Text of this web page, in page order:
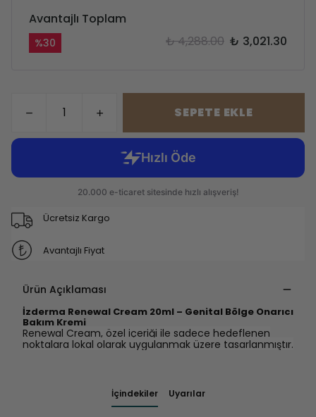
Avantajlı Toplam
%30 ₺ 4,288.00 ₺ 3,021.30
SEPETE EKLE
Ücretsiz Kargo
Avantajlı Fiyat
Ürün Açıklaması
İzderma Renewal Cream 20ml – Genital Bölge Onarıcı
Bakım Kremi
Renewal Cream, özel içeriği ile sadece hedeflenen
noktalara lokal olarak uygulanmak üzere tasarlanmıştır.
İçindekiler Uyarılar